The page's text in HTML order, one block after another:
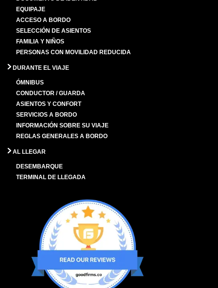
EQUIPAJE
ACCESO A BORDO
SELECCIÓN DE ASIENTOS
FAMILIA Y NIÑOS
PERSONAS CON MOVILIDAD REDUCIDA
DURANTE EL VIAJE
ÓMNIBUS
CONDUCTOR / GUARDA
ASIENTOS Y CONFORT
SERVICIOS A BORDO
INFORMACIÓN SOBRE SU VIAJE
REGLAS GENERALES A BORDO
AL LLEGAR
DESEMBARQUE
TERMINAL DE LLEGADA